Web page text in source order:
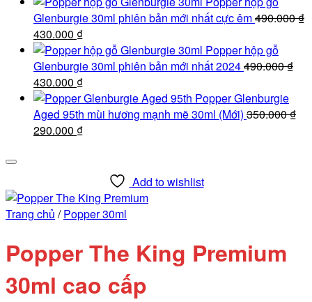
250.000 ₫.
là:
tại
100.000 ₫.
Glenburgie 30ml phiên bản mới nhất cực êm490.000₫
Giá
gốc
là:
490.000 ₫.
430.000 ₫Giá
hiện
tại
là:
430.000 ₫.
Popper hộp gỗ
Glenburgie 30ml phiên bản mới nhất 2024490.000₫
Giá
gốc
là:
490.000 ₫.
430.000 ₫Giá
hiện
tại
là:
Popper Glenburgie
Aged 95th mùi hương mạnh mẽ 30ml (Mới) 350.000₫
Giá
290.000 ₫Giá
290.000 ₫.
Add to wishlist
Trang chủ / Popper 30ml
Popper The King Premium
30ml cao cấp